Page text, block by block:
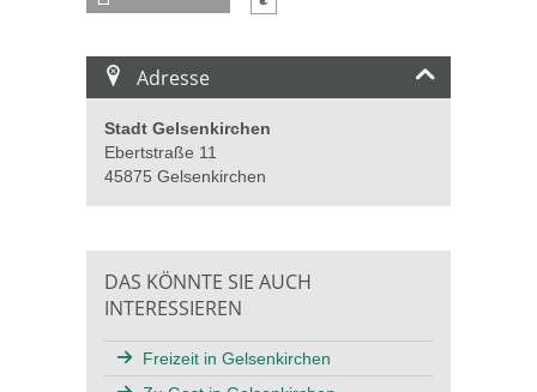
Adresse
Stadt Gelsenkirchen
Ebertstraße 11
45875 Gelsenkirchen
DAS KÖNNTE SIE AUCH
INTERESSIEREN
Freizeit in Gelsenkirchen